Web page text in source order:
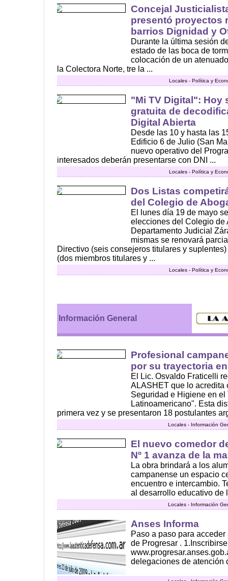
Concejal
presentó proyectos
barrios Dignidad y
Durante la última sesión
estado de las boca de
colocación de un
la Colectora Norte, tre la ...
Locales - Política y
"Mi TV Digital": Hoy
gratuita de
Digital Abierta
Desde las 10 y hasta las
Edificio 6 de Julio (San
nuevo operativo del
interesados deberán presentarse con DNI ...
Locales - Política y
Dos Listas
del Colegio de
El lunes día 19 de mayo
elecciones del Colegio de
Departamento Judicial
mismas se renovará
Directivo (seis consejeros titulares y
(dos miembros titulares y ...
Locales - Política y
Información General
Profesional
por su trayectoria
El Lic. Osvaldo Fraticelli
ALASHET que lo acredita
Seguridad e Higiene en el
Latinoamericano". Esta
primera vez y se presentaron 18 postulantes
Locales - Información
El nuevo comedor
Nº 1 avanza de la
La obra brindará a los
campanense un espacio
encuentro e intercambio.
al desarrollo educativo de
Locales - Información
Anses Informa
Paso a paso para
de Progresar .
delegaciones de atención